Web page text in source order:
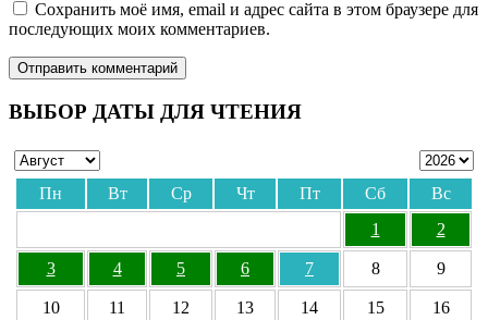
Сохранить моё имя, email и адрес сайта в этом браузере для
последующих моих комментариев.
ВЫБОР ДАТЫ ДЛЯ ЧТЕНИЯ
Пн Вт Ср Чт Пт Сб
Вс
1
2
3 4 5 6 7 8 9
10 11 12 13 14 15 16